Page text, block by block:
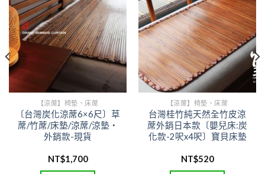
Add to
wishlist
【涼蓆】椅墊、床蓆
〔台灣炭化涼蓆6×6尺〕草
蓆/竹蓆/床墊/涼蓆/涼墊‧
外銷款-現貨
NT$1,700
Add to
wishlist
【涼蓆】椅墊、床蓆
台灣桂竹純天然全竹皮涼
蓆外銷日本款〔嬰兒床:炭
化款-2呎x4呎〕寶貝床墊
NT$520